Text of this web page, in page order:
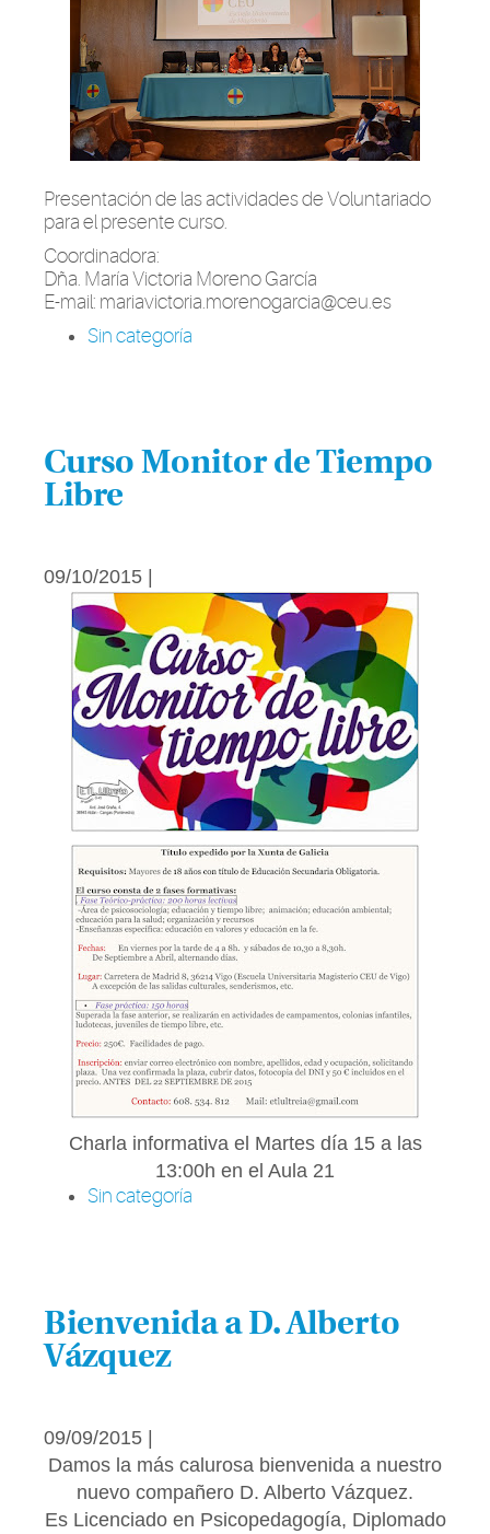
Presentación de las actividades de Voluntariado
para el presente curso.
Coordinadora:
Dña. María Victoria Moreno García
E-mail: mariavictoria.morenogarcia@ceu.es
Sin categoría
Curso Monitor de Tiempo
Libre
09/10/2015 |
Charla informativa el Martes día 15 a las
13:00h en el Aula 21
Sin categoría
Bienvenida a D. Alberto
Vázquez
09/09/2015 |
Damos la más calurosa bienvenida a nuestro
nuevo compañero D. Alberto Vázquez.
Es Licenciado en Psicopedagogía, Diplomado